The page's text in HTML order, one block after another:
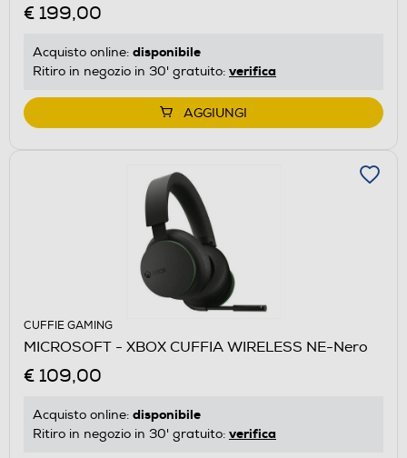
€ 199,00
Acquisto online: disponibile
Ritiro in negozio in 30' gratuito: verifica
AGGIUNGI
CUFFIE GAMING
MICROSOFT - XBOX CUFFIA WIRELESS NE-Nero
€ 109,00
Acquisto online: disponibile
Ritiro in negozio in 30' gratuito: verifica